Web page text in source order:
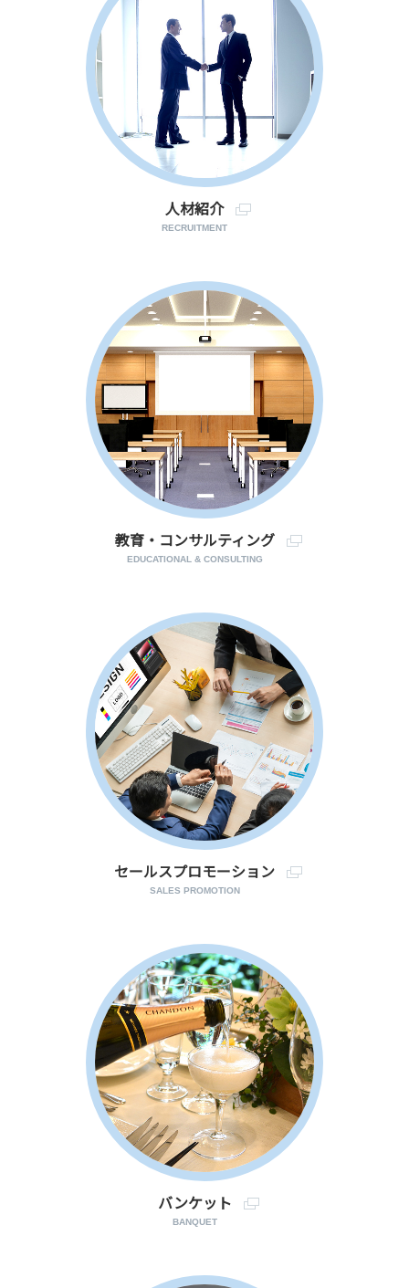
人材紹介
RECRUITMENT
教育・コンサルティング
EDUCATIONAL & CONSULTING
セールスプロモーション
SALES PROMOTION
バンケット
BANQUET